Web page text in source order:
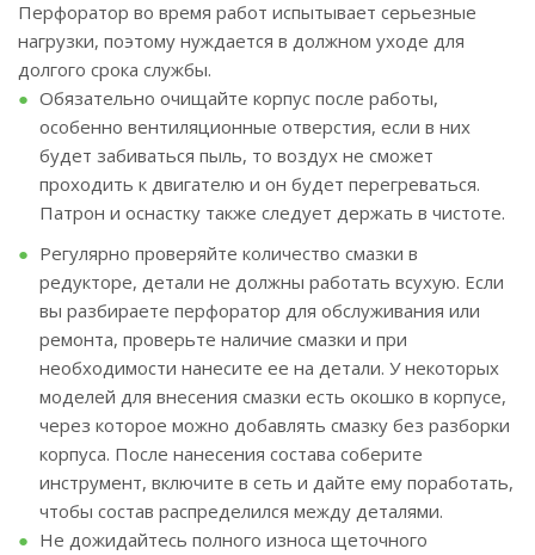
Перфоратор во время работ испытывает серьезные
нагрузки, поэтому нуждается в должном уходе для
долгого срока службы.
Обязательно очищайте корпус после работы,
особенно вентиляционные отверстия, если в них
будет забиваться пыль, то воздух не сможет
проходить к двигателю и он будет перегреваться.
Патрон и оснастку также следует держать в чистоте.
Регулярно проверяйте количество смазки в
редукторе, детали не должны работать всухую. Если
вы разбираете перфоратор для обслуживания или
ремонта, проверьте наличие смазки и при
необходимости нанесите ее на детали. У некоторых
моделей для внесения смазки есть окошко в корпусе,
через которое можно добавлять смазку без разборки
корпуса. После нанесения состава соберите
инструмент, включите в сеть и дайте ему поработать,
чтобы состав распределился между деталями.
Не дожидайтесь полного износа щеточного